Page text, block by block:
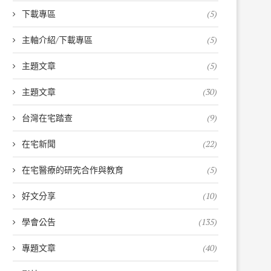
下載專區 (5)
主軸介紹/下載專區 (5)
主題文章 (5)
主題文章 (30)
台灣在宅踏查 (9)
在宅新聞 (22)
在宅醫療的研究合作與教育 (5)
好文分享 (10)
學會公告 (135)
專題文章 (40)